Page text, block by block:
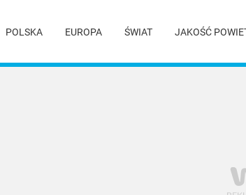
POLSKA EUROPA ŚWIAT JAKOŚĆ